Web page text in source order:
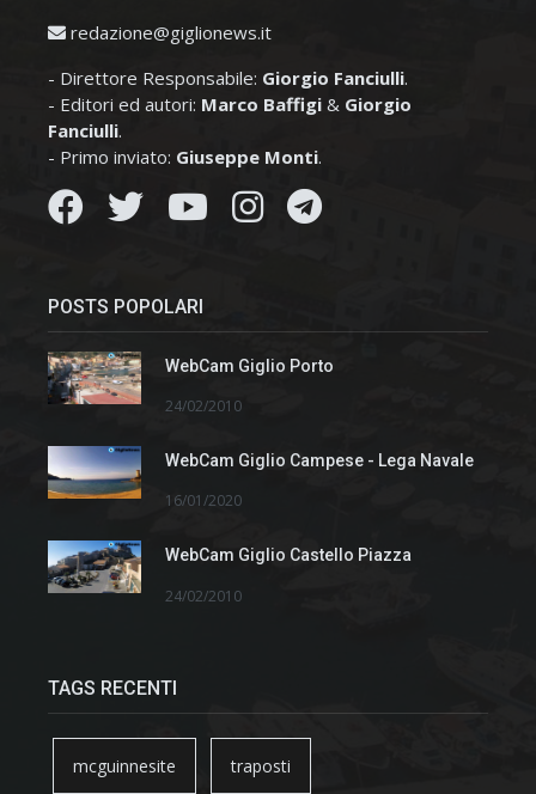
redazione@giglionews.it
- Direttore Responsabile: Giorgio Fanciulli.
- Editori ed autori: Marco Baffigi & Giorgio
Fanciulli.
- Primo inviato: Giuseppe Monti.
POSTS POPOLARI
WebCam Giglio Porto
24/02/2010
WebCam Giglio Campese - Lega Navale
16/01/2020
WebCam Giglio Castello Piazza
24/02/2010
TAGS RECENTI
mcguinnesite traposti